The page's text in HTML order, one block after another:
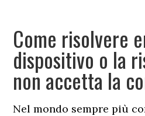
Come risolvere
dispositivo o la
non accetta la
Nel mondo sempre più